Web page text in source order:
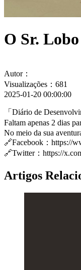
O Sr.
Autor：
Visualizações：681
2025-01-20 00:00:00
「Diário de
Faltam apenas 2 dias
No meio da sua
🔗Facebook：https://
🔗Twitter：https://
Artigos